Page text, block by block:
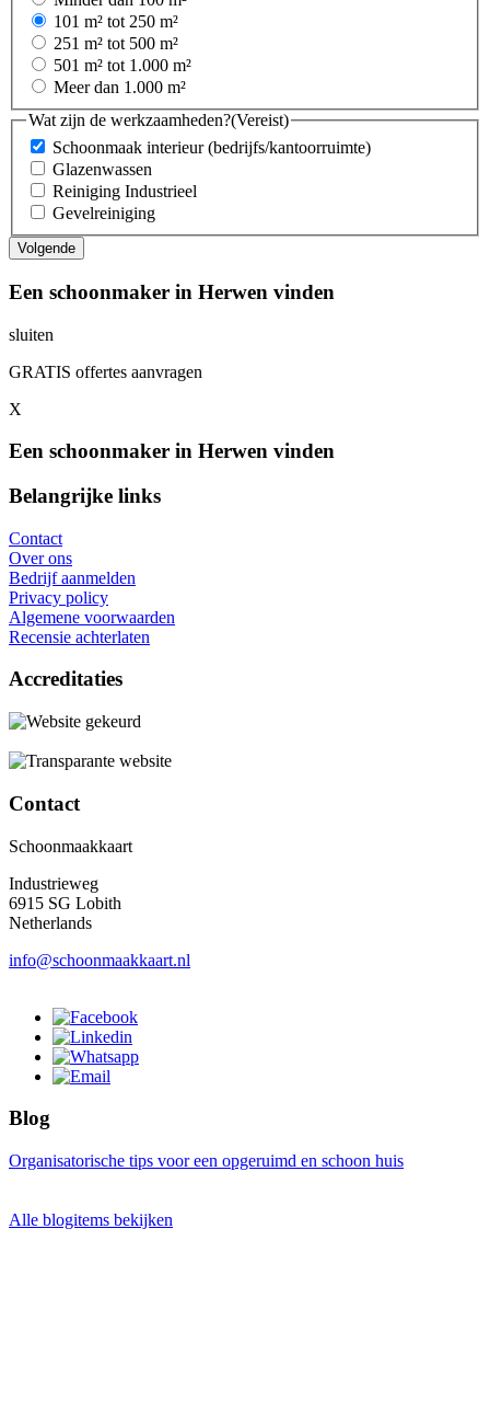
101 m² tot 250 m²
251 m² tot 500 m²
501 m² tot 1.000 m²
Meer dan 1.000 m²
Wat zijn de werkzaamheden?(Vereist)
Schoonmaak interieur (bedrijfs/kantoorruimte)
Glazenwassen
Reiniging Industrieel
Gevelreiniging
Een schoonmaker in Herwen vinden
sluiten
GRATIS offertes aanvragen
X
Een schoonmaker in Herwen vinden
Belangrijke links
Contact
Over ons
Bedrijf aanmelden
Privacy policy
Algemene voorwaarden
Recensie achterlaten
Accreditaties
Contact
Schoonmaakkaart
Industrieweg
6915 SG Lobith
Netherlands
info@schoonmaakkaart.nl
Blog
Organisatorische tips voor een opgeruimd en schoon huis
Alle blogitems bekijken